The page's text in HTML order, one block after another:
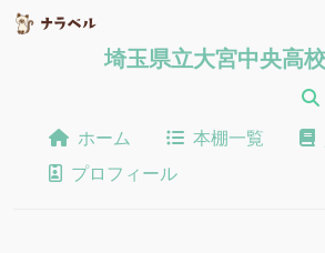
埼玉県立大宮中央高
ホーム 本棚一覧
プロフィール